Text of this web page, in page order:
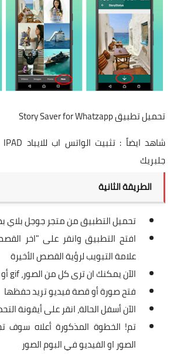
تحميل تطبيق Story Saver for Whatzapp
شاهد ايضاً :
جلبريك
الطريقة الثانية
تحميل التطبيق من متجر جوجل بلاي
علامة التبويب لرؤية القصص الأخيرة
الآن يمكنك ان ترى كل من الصور، gif أو قصص الفيديو
فتح صورة أو قصة فيديو تريد حفظها
الآن أسفل الحالة، انقر على أيقونة
تم! الخطوة المذكورة أعلاه سوف
الصور او الفيديو في البوم الصور